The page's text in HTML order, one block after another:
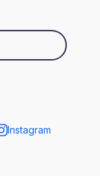
Instagram